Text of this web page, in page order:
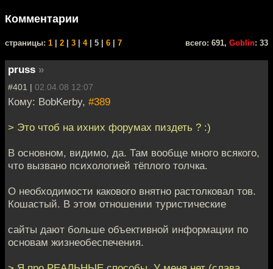
Комментарии
cтраницы: 1 2 3 4| 5 | 6 7 всего: 691, Goblin: 33
pruss »
#401 | 02.04.08 12:07
Кому: BobKerby, #389
> Это чтоб на ихних форумах пиздеть ? :)
В основном, видимо, да. Там вообще много всякого,
что вызвано психологией тёплого толчка.
О необходимости какового внятно растолковал тов.
Кошастый. В этом отношении туристические
сайты дают больше объективной информации по
основам жизнеобеспечения.